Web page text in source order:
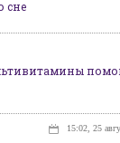
сне
15:02, 25